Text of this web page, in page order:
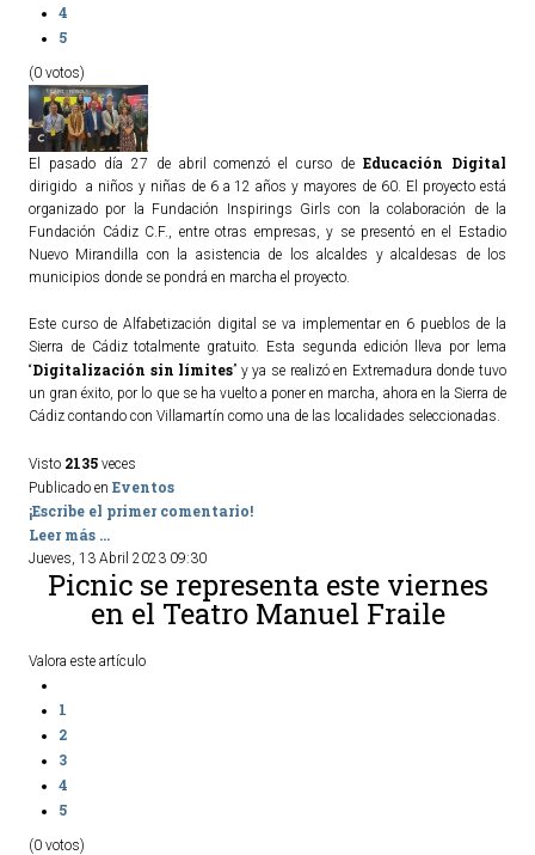
4
5
(0 votos)
El pasado día 27 de abril comenzó el curso de Educación Digital
dirigido a niños y niñas de 6 a 12 años y mayores de 60. El proyecto está
organizado por la Fundación Inspirings Girls con la colaboración de la
Fundación Cádiz C.F., entre otras empresas, y se presentó en el Estadio
Nuevo Mirandilla con la asistencia de los alcaldes y alcaldesas de los
municipios donde se pondrá en marcha el proyecto.
Este curso de Alfabetización digital se va implementar en 6 pueblos de la
Sierra de Cádiz totalmente gratuito. Esta segunda edición lleva por lema
“Digitalización sin límites” y ya se realizó en Extremadura donde tuvo
un gran éxito, por lo que se ha vuelto a poner en marcha, ahora en la Sierra de
Cádiz contando con Villamartín como una de las localidades seleccionadas.
Visto 2135 veces
Publicado en Eventos
¡Escribe el primer comentario!
Leer más ...
Jueves, 13 Abril 2023 09:30
Picnic se representa este viernes
en el Teatro Manuel Fraile
Valora este artículo
1
2
3
4
5
(0 votos)